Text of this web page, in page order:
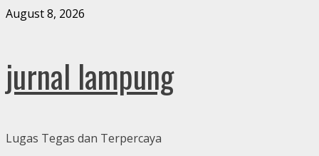
Skip
August 8, 2026
jurnal lampung
Lugas Tegas dan Terpercaya